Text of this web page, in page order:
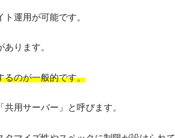
運用が可能です。
ります。
るのが一般的です。
用サーバー」と呼びます。